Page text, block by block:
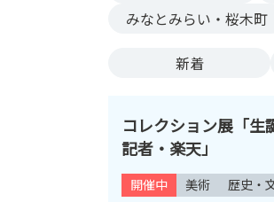
みなとみらい・桜木町
新着
コレクション展「
記者・楽天」
開催中 美術 歴史・